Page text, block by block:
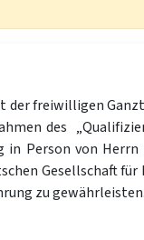
der freiwilligen
des
in Person von
Gesellschaft
zu